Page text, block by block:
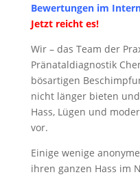
Bewertungen im
Jetzt reicht es!
Wir – das Team der
Pränataldiagnostik
bösartigen
nicht länger bieten
Hass, Lügen und
vor.
Einige wenige
ihren ganzen Hass im